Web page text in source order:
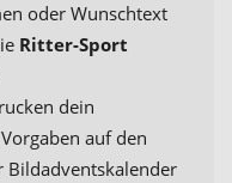
oder Wunschtext
Ritter-Sport
dein
auf den
Bildadventskalender